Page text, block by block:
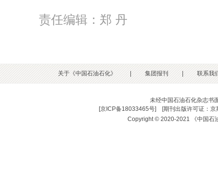
责任编辑：郑 丹
关于《中国石油石化》 | 集团报刊 | 联系我
未经中国石油石化杂志书
[京ICP备18033465号] [期刊出版许可证：
Copyright © 2020-2021 《中国石